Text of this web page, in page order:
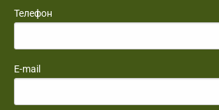
Телефон
E-mail